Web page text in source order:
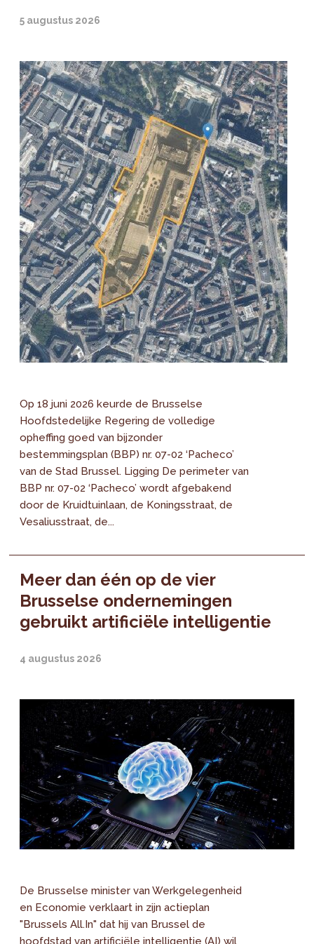
5 augustus 2026
Op 18 juni 2026 keurde de Brusselse
Hoofdstedelijke Regering de volledige
opheffing goed van bijzonder
bestemmingsplan (BBP) nr. 07-02 ‘Pacheco’
van de Stad Brussel. Ligging De perimeter van
BBP nr. 07-02 ‘Pacheco’ wordt afgebakend
door de Kruidtuinlaan, de Koningsstraat, de
Vesaliusstraat, de...
Meer dan één op de vier
Brusselse ondernemingen
gebruikt artificiële intelligentie
4 augustus 2026
De Brusselse minister van Werkgelegenheid
en Economie verklaart in zijn actieplan
"Brussels All.In" dat hij van Brussel de
hoofdstad van artificiële intelligentie (AI) wil